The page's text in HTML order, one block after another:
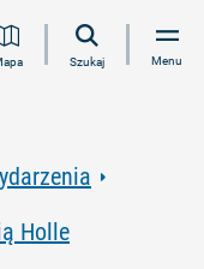
Szukaj Menu
Holle